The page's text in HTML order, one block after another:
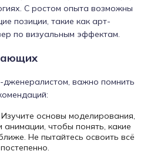
С ростом опыта возможны
позиции, такие как арт-
по визуальным эффектам.
дженералистом, важно помнить
Изучите основы моделирования,
анимации, чтобы понять, какие
Не пытайтесь освоить всё